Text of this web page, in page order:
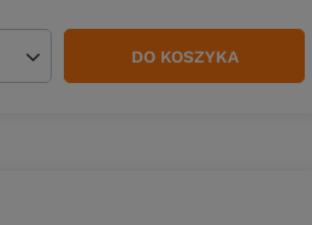
produktów DO KOSZYKA